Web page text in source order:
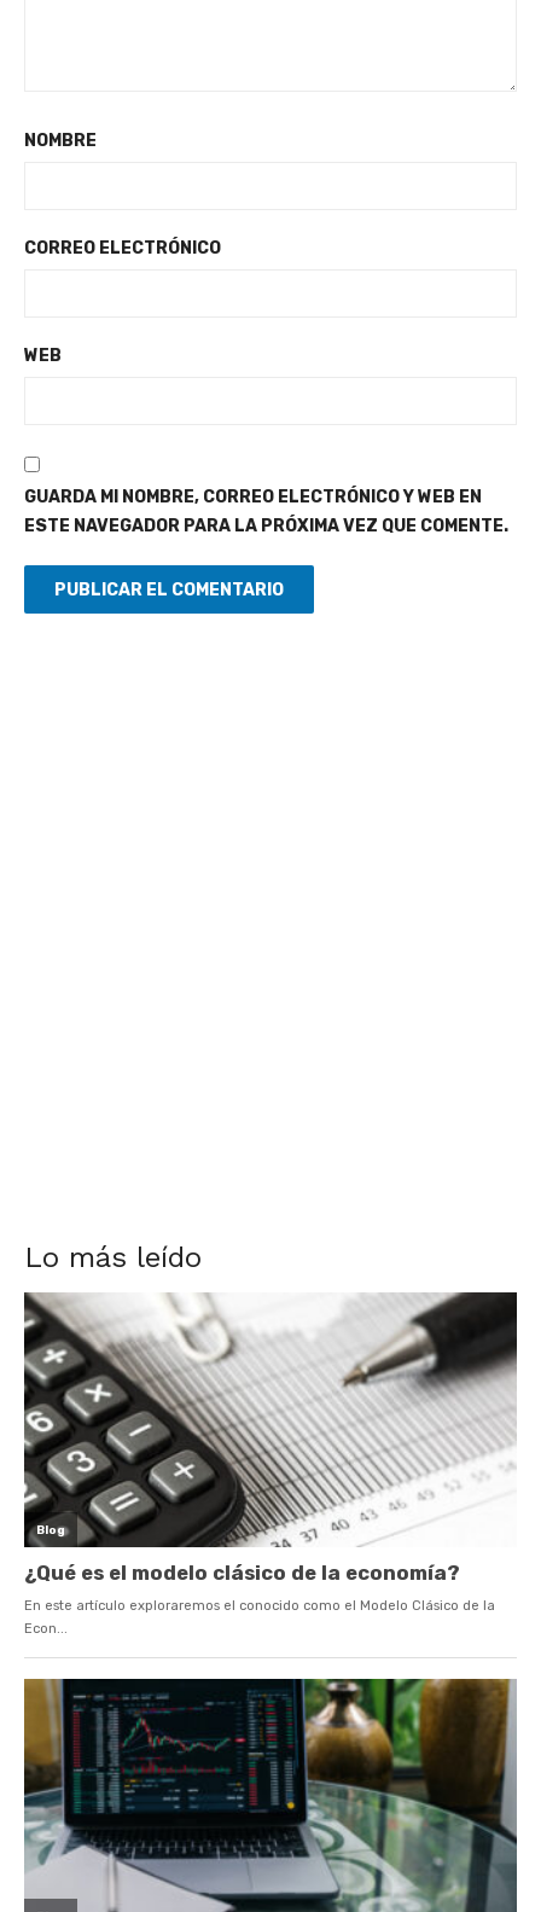
NOMBRE
CORREO ELECTRÓNICO
WEB
GUARDA MI NOMBRE, CORREO ELECTRÓNICO Y WEB EN
ESTE NAVEGADOR PARA LA PRÓXIMA VEZ QUE COMENTE.
Lo más leído